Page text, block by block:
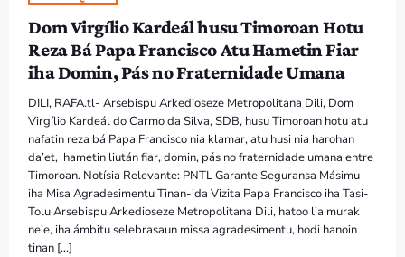
PORTUGUÊS
PRÓXIMOS PROGRAMAS
Dom Virgílio Kardeál husu Timoroan Hotu
Reza Bá Papa Francisco Atu Hametin Fiar
iha Domin, Pás no Fraternidade Umana
DILI, RAFA.tl- Arsebispu Arkedioseze Metropolitana Dili, Dom
Virgílio Kardeál do Carmo da Silva, SDB, husu Timoroan hotu atu
nafatin reza bá Papa Francisco nia klamar, atu husi nia harohan
da’et, hametin liután fiar, domin, pás no fraternidade umana entre
Timoroan. Notísia Relevante: PNTL Garante Seguransa Másimu
iha Misa Agradesimentu Tinan-ida Vizita Papa Francisco iha Tasi-
Tolu Arsebispu Arkedioseze Metropolitana Dili, hatoo lia murak
ne’e, iha ámbitu selebrasaun missa agradesimentu, hodi hanoin
tinan […]